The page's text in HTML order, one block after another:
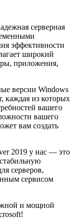
серверная
эффективности
широкий
приложения,
версии Windows
каждая из которых
вашего
вашего
вам создать
2019 у нас — это
серверов,
сервисом
и мощной